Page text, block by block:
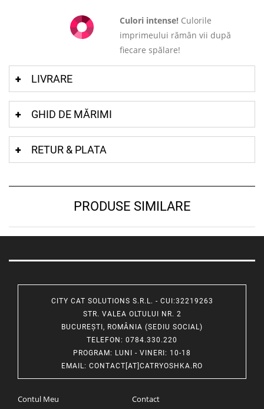
Culori intense! Culorile
imprimeului rămân vii după
fiecare spălare!
LIVRARE
GHID DE MĂRIMI
RETUR & PLATA
PRODUSE SIMILARE
CITY CAT SOLUTIONS S.R.L. - CUI:32219263
STR. VALEA OLTULUI NR. 2
BUCUREȘTI, ROMÂNIA (SEDIU SOCIAL)
TELEFON : 0784.330.220
PROGRAM: LUNI - VINERI: 10-18
EMAIL: CONTACT[AT]CATRYOSHKA.RO
Contul Meu Contact